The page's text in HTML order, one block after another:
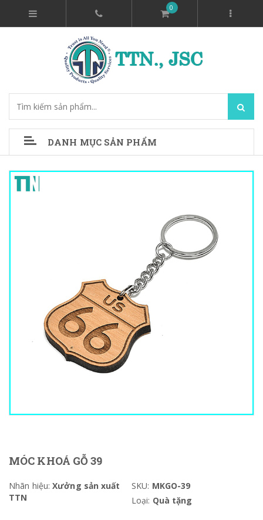
0
DANH MỤC SẢN PHẨM
MÓC KHOÁ GỖ 39
Nhãn hiệu: Xưởng sản xuất
TTN
SKU: MKGO-39
Loại: Quà tặng